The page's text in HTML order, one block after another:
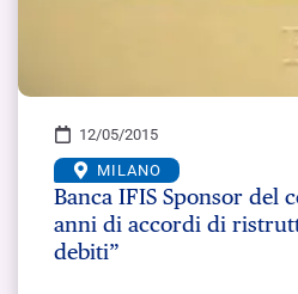
12/05/2015
MILANO
Banca IFIS Sponsor del
anni di accordi di
debiti”